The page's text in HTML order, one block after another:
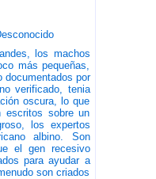
los machos
más pequeñas,
documentados por
verificado, tenia
oscura, lo que
escritos sobre un
los expertos
albino. Son
el gen recesivo
para ayudar a
son criados